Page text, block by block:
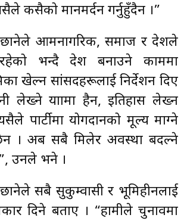
कसैको मानमर्दन गर्नुहुँदैन ।”
आमनागरिक, समाज र देशले
भन्दै देश बनाउने काममा
खेल्न सांसदहरूलाई निर्देशन दिए
लेख्ने यात्रामा हैन, इतिहास लेख्न
पार्टीमा योगदानको मूल्य माग्ने
। अब सबै मिलेर अवस्था बदल्ने
उनले भने ।
सबै सुकुम्वासी र भूमिहीनलाई
दिने बताए । “हामीले चुनावमा